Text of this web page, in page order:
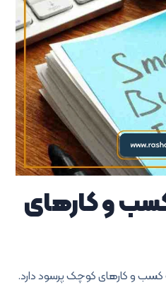
کسب و کارهای
کسب و کارهای کوچک پرسود دارد.